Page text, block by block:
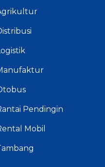
Pendingin
Mobil